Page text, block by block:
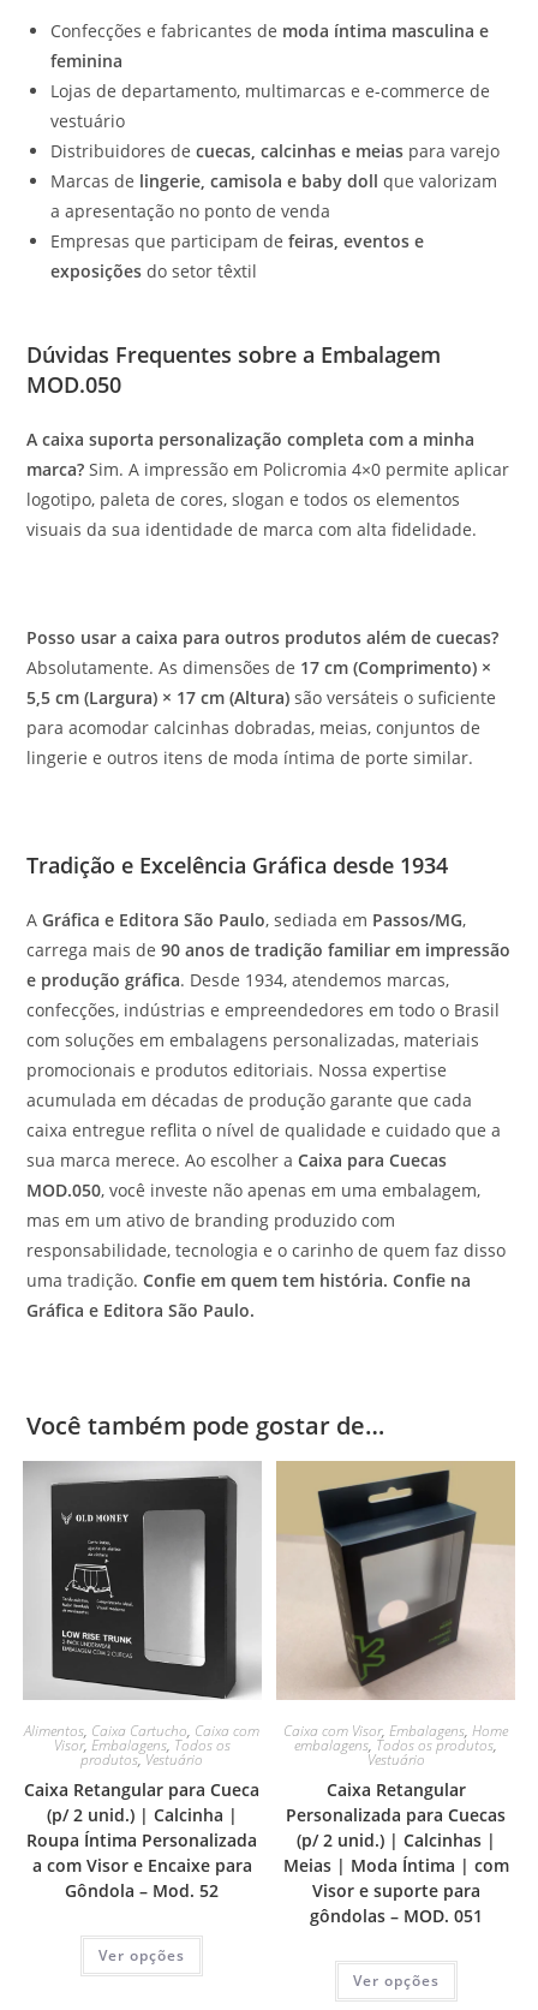
Confecções e fabricantes de moda íntima masculina e
feminina
Lojas de departamento, multimarcas e e-commerce de
vestuário
Distribuidores decuecas, calcinhas e meias para varejo
Marcas de lingerie, camisola e baby doll que valorizam
a apresentação no ponto de venda
Empresas que participam defeiras, eventos e
exposições do setor têxtil
Dúvidas Frequentes sobre a Embalagem
MOD.050
A caixa suporta personalização completa com a minha
marca? Sim. A impressão em Policromia 4×0 permite aplicar
logotipo, paleta de cores, slogan e todos os elementos
visuais da sua identidade de marca com alta fidelidade.
Posso usar a caixa para outros produtos além de cuecas?
Absolutamente. As dimensões de 17 cm (Comprimento) ×
5,5 cm (Largura) × 17 cm (Altura) são versáteis o suficiente
para acomodar calcinhas dobradas, meias, conjuntos de
lingerie e outros itens de moda íntima de porte similar.
Tradição e Excelência Gráfica desde 1934
AGráfica e Editora São Paulo, sediada em Passos/MG,
carrega mais de90 anos de tradição familiar em impressão
e produção gráfica. Desde 1934, atendemos marcas,
confecções, indústrias e empreendedores em todo o Brasil
com soluções em embalagens personalizadas, materiais
promocionais e produtos editoriais. Nossa expertise
acumulada em décadas de produção garante que cada
caixa entregue reflita o nível de qualidade e cuidado que a
sua marca merece. Ao escolher aCaixa para Cuecas
MOD.050, você investe não apenas em uma embalagem,
mas em um ativo de branding produzido com
responsabilidade, tecnologia e o carinho de quem faz disso
uma tradição.Confie em quem tem história. Confie na
Gráfica e Editora São Paulo.
Você também pode gostar de…
Alimentos, Caixa Cartucho, Caixa com
Visor, Embalagens, Todos os
produtos,Vestuário
Caixa Retangular para Cueca
(p/ 2 unid.) | Calcinha |
Roupa Íntima Personalizada
a com Visor e Encaixe para
Gôndola – Mod. 52
Ver opções
Caixa com Visor,Embalagens,Home
embalagens, Todos os produtos,
Vestuário
Caixa Retangular
Personalizada para Cuecas
(p/ 2 unid.) | Calcinhas |
Meias | Moda Íntima | com
Visor e suporte para
gôndolas – MOD. 051
Ver opções